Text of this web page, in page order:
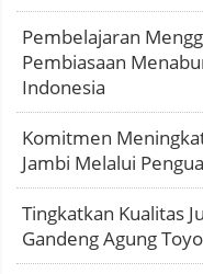
Pembelajaran
Pembiasaan
Indonesia
Komitmen
Jambi Melalui
Tingkatkan Kualitas
Gandeng Agung